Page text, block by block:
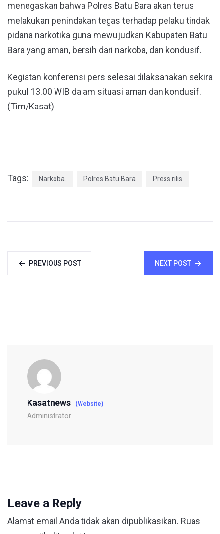
menegaskan bahwa Polres Batu Bara akan terus
melakukan penindakan tegas terhadap pelaku tindak
pidana narkotika guna mewujudkan Kabupaten Batu
Bara yang aman, bersih dari narkoba, dan kondusif.
Kegiatan konferensi pers selesai dilaksanakan sekira
pukul 13.00 WIB dalam situasi aman dan kondusif.
(Tim/Kasat)
Tags: Narkoba. Polres Batu Bara Press rilis
PREVIOUS POST NEXT POST
Kasatnews (Website)
Administrator
Leave a Reply
Alamat email Anda tidak akan dipublikasikan. Ruas